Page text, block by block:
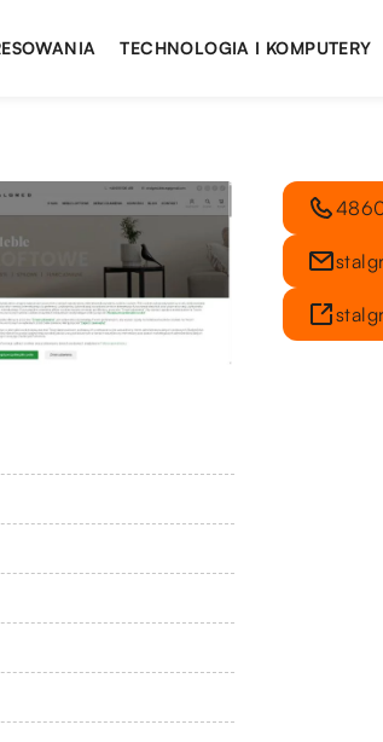
TECHNOLOGIA I KOMPUTERY